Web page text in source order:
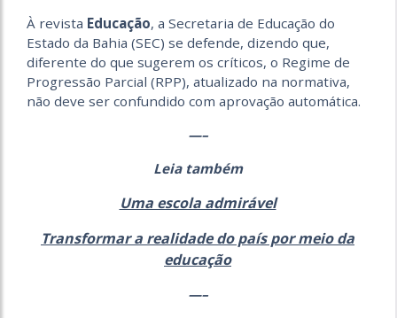
À revista Educação, a Secretaria de Educação do
Estado da Bahia (SEC) se defende, dizendo que,
diferente do que sugerem os críticos, o Regime de
Progressão Parcial (RPP), atualizado na normativa,
não deve ser confundido com aprovação automática.
—–
Leia também
Uma escola admirável
Transformar a realidade do país por meio da
educação
—–